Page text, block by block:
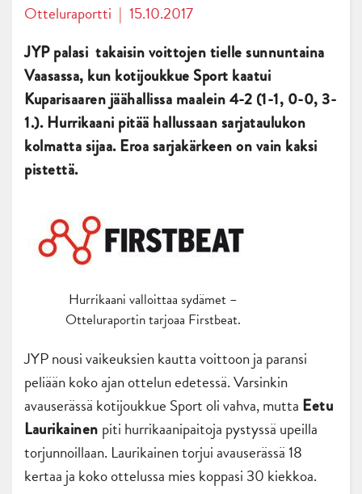
Otteluraportti | 15.10.2017
JYP palasi takaisin voittojen tielle sunnuntaina
Vaasassa, kun kotijoukkue Sport kaatui
Kuparisaaren jäähallissa maalein 4-2 (1-1, 0-0, 3-
1.). Hurrikaani pitää hallussaan sarjataulukon
kolmatta sijaa. Eroa sarjakärkeen on vain kaksi
pistettä.
Hurrikaani valloittaa sydämet –
Otteluraportin tarjoaa Firstbeat.
JYP nousi vaikeuksien kautta voittoon ja paransi
peliään koko ajan ottelun edetessä. Varsinkin
avauserässä kotijoukkue Sport oli vahva, mutta Eetu
Laurikainen piti hurrikaanipaitoja pystyssä upeilla
torjunnoillaan. Laurikainen torjui avauserässä 18
kertaa ja koko ottelussa mies koppasi 30 kiekkoa.